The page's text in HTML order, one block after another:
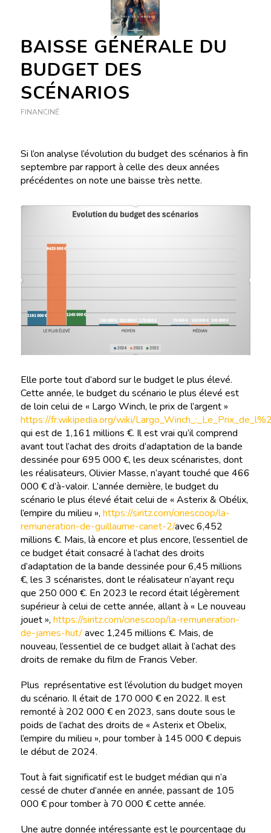
BAISSE GÉNÉRALE DU
BUDGET DES
SCÉNARIOS
FINANCINÉ
Si l’on analyse l’évolution du budget des scénarios à fin
septembre par rapport à celle des deux années
précédentes on note une baisse très nette.
Elle porte tout d’abord sur le budget le plus élevé.
Cette année, le budget du scénario le plus élevé est
de loin celui de « Largo Winch, le prix de l’argent »
https://fr.wikipedia.org/wiki/
qui est de 1,161 millions €. Il est vrai qu’il comprend
avant tout l’achat des droits d’adaptation de la bande
dessinée pour 695 000 €, les deux scénaristes, dont
les réalisateurs, Olivier Masse, n’ayant touché que 466
000 € d’à-valoir. L’année dernière, le budget du
scénario le plus élevé était celui de « Asterix & Obélix,
l’empire du milieu », https://siritz.com/cinescoop/la-
remuneration-de-guillaume-canet-2/avec 6,452
millions €. Mais, là encore et plus encore, l’essentiel de
ce budget était consacré à l’achat des droits
d’adaptation de la bande dessinée pour 6,45 millions
€, les 3 scénaristes, dont le réalisateur n’ayant reçu
que 250 000 €. En 2023 le record était légèrement
supérieur à celui de cette année, allant à « Le nouveau
jouet », https://siritz.com/cinescoop/la-remuneration-
de-james-hut/avec 1,245 millions €. Mais, de
nouveau, l’essentiel de ce budget allait à l’achat des
droits de remake du film de Francis Veber.
Plus représentative est l’évolution du budget moyen
du scénario. Il était de 170 000 € en 2022. Il est
remonté à 202 000 € en 2023, sans doute sous le
poids de l’achat des droits de « Asterix et Obelix,
l’empire du milieu », pour tomber à 145 000 € depuis
le début de 2024.
Tout à fait significatif est le budget médian qui n‘a
cessé de chuter d’année en année, passant de 105
000 € pour tomber à 70 000 € cette année.
Une autre donnée intéressante est le pourcentage du